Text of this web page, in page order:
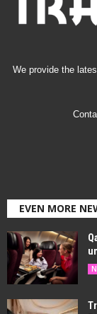
We provide the
EVEN MORE